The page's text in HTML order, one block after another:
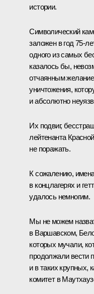
истории.
Символический
заложен в год 75-
одного из самых
казалось бы,
отчаянным
уничтожения,
и абсолютно
Их подвиг,
лейтенанта
не поражать.
К сожалению,
в концлагерях и
удалось немногим.
Мы не можем
в Варшавском,
которых мучали,
продолжали вести
и в таких крупных,
комитет в